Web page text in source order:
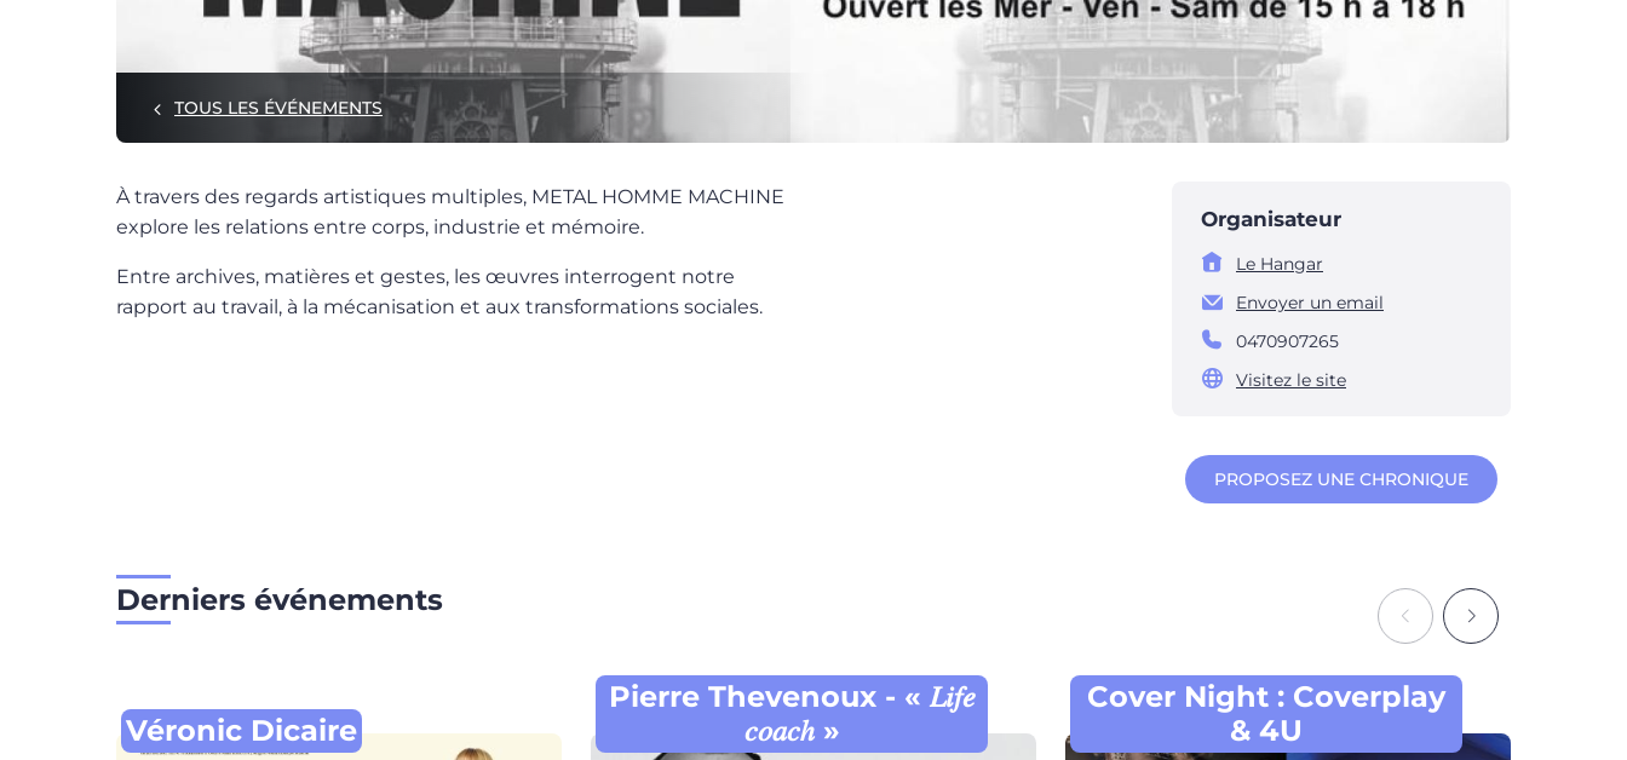
TOUS LES ÉVÉNEMENTS
À travers des regards artistiques multiples, METAL HOMME MACHINE
explore les relations entre corps, industrie et mémoire.
Entre archives, matières et gestes, les œuvres interrogent notre
rapport au travail, à la mécanisation et aux transformations sociales.
Organisateur
Le Hangar
Envoyer un email
0470907265
Visitez le site
PROPOSEZ UNE CHRONIQUE
Derniers événements
Véronic Dicaire
Pierre Thevenoux - « 𝐿𝑖𝑓𝑒
𝑐𝑜𝑎𝑐ℎ »
Cover Night : Coverplay
& 4U